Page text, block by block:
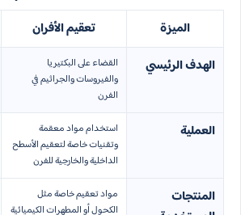
الميزة تعقيم الأفران
الهدف الرئيسي
القضاء على البكتيريا
والفيروسات والجراثيم في
الفرن
العملية
استخدام مواد معقمة
وتقنيات خاصة لتعقيم الأسطح
الداخلية والخارجية للفرن
المنتجات
مواد تعقيم خاصة مثل
الكحول أو المطهرات الكيميائية